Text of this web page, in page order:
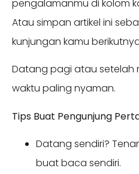
pengalamanmu di kolom
Atau simpan artikel ini
kunjungan kamu
Datang pagi atau setelah
waktu paling nyaman.
Tips Buat Pengunjung
Datang sendiri?
buat baca sendiri.